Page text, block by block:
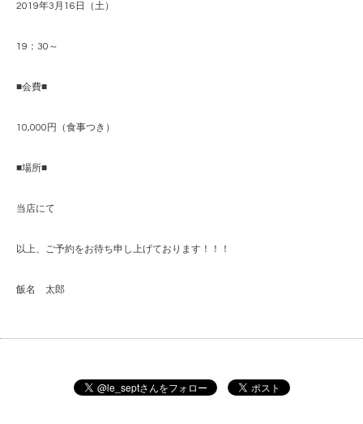
2019年3月16日（土）
19：30～
■会費■
10,000円（食事つき）
■場所■
当店にて
以上、ご予約をお待ち申し上げております！！！
飯名 太郎